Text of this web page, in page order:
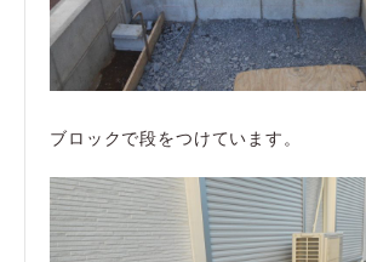
ブロックで段をつけています。